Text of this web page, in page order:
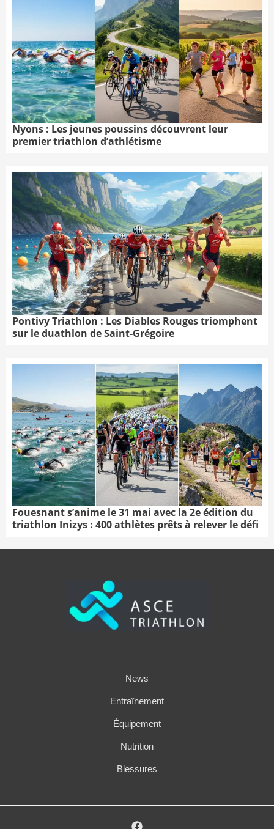
Nyons : Les jeunes poussins découvrent leur
premier triathlon d’athlétisme
Pontivy Triathlon : Les Diables Rouges triomphent
sur le duathlon de Saint-Grégoire
Fouesnant s’anime le 31 mai avec la 2e édition du
triathlon Inizys : 400 athlètes prêts à relever le défi
News
Entraînement
Équipement
Nutrition
Blessures